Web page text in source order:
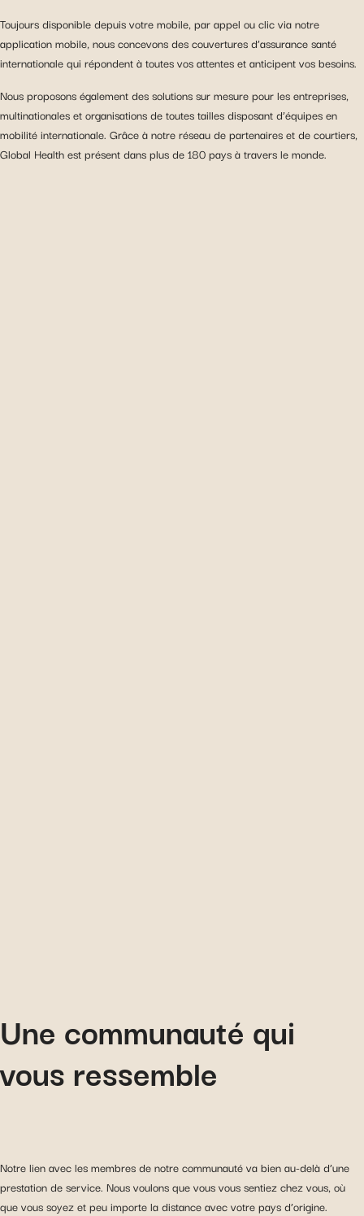
Toujours disponible depuis votre mobile, par appel ou clic via notre
application mobile, nous concevons des couvertures d’assurance santé
internationale qui répondent à toutes vos attentes et anticipent vos besoins.
Nous proposons également des solutions sur mesure pour les entreprises,
multinationales et organisations de toutes tailles disposant d’équipes en
mobilité internationale. Grâce à notre réseau de partenaires et de courtiers,
Global Health est présent dans plus de 180 pays à travers le monde.
Une communauté qui
vous ressemble
Notre lien avec les membres de notre communauté va bien au-delà d’une
prestation de service. Nous voulons que vous vous sentiez chez vous, où
que vous soyez et peu importe la distance avec votre pays d’origine.